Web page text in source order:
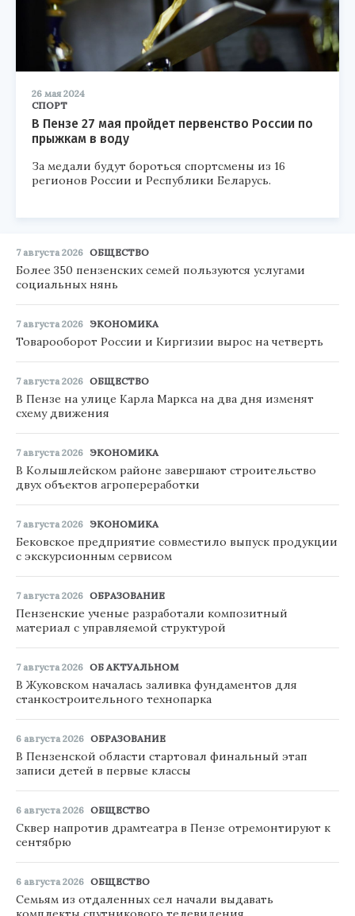
26 мая 2024
СПОРТ
В Пензе 27 мая пройдет первенство России по
прыжкам в воду
За медали будут бороться спортсмены из 16
регионов России и Республики Беларусь.
7 августа 2026 ОБЩЕСТВО
Более 350 пензенских семей пользуются услугами
социальных нянь
7 августа 2026 ЭКОНОМИКА
Товарооборот России и Киргизии вырос на четверть
7 августа 2026 ОБЩЕСТВО
В Пензе на улице Карла Маркса на два дня изменят
схему движения
7 августа 2026 ЭКОНОМИКА
В Колышлейском районе завершают строительство
двух объектов агропереработки
7 августа 2026 ЭКОНОМИКА
Бековское предприятие совместило выпуск продукции
с экскурсионным сервисом
7 августа 2026 ОБРАЗОВАНИЕ
Пензенские ученые разработали композитный
материал с управляемой структурой
7 августа 2026 ОБ АКТУАЛЬНОМ
В Жуковском началась заливка фундаментов для
станкостроительного технопарка
6 августа 2026 ОБРАЗОВАНИЕ
В Пензенской области стартовал финальный этап
записи детей в первые классы
6 августа 2026 ОБЩЕСТВО
Сквер напротив драмтеатра в Пензе отремонтируют к
сентябрю
6 августа 2026 ОБЩЕСТВО
Семьям из отдаленных сел начали выдавать